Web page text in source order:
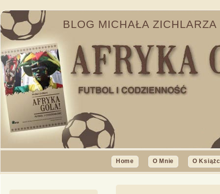
BLOG MICHAŁA ZICHLARZA
Home O Mnie O